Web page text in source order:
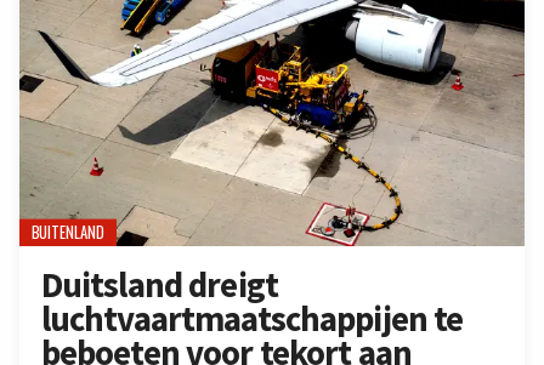
BUITENLAND
Duitsland dreigt
luchtvaartmaatschappijen te
beboeten voor tekort aan